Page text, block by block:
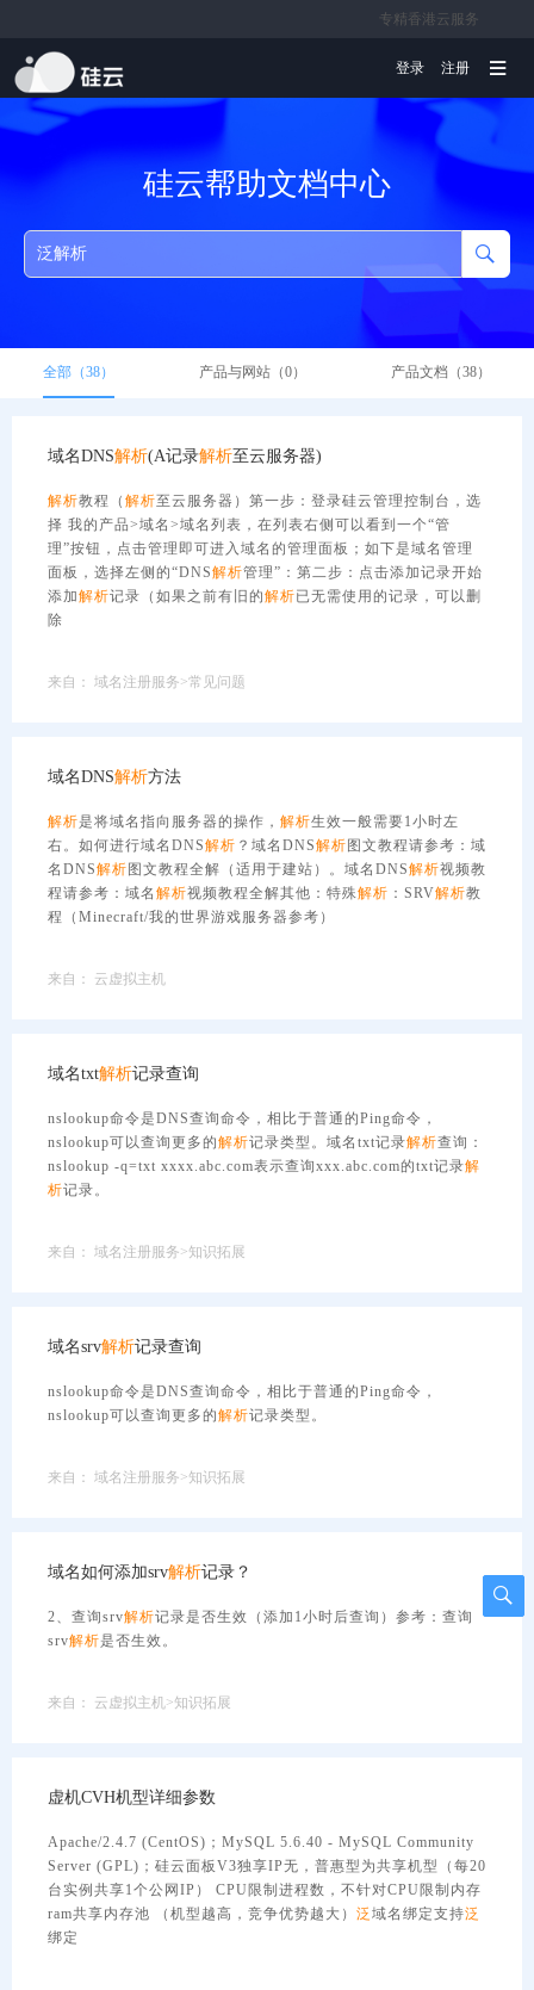
专精香港云服务
文档
登录 注册
硅云帮助文档中心
全部（38） 产品与网站（0） 产品文档（38）
域名DNS解析(A记录解析至云服务器)
解析教程（ 解析至云服务器）第一步：登录硅云管理控制台，选
择 我的产品>域名>域名列表，在列表右侧可以看到一个“管
理”按钮，点击管理即可进入域名的管理面板；如下是域名管理
面板，选择左侧的“DNS解析管理”：第二步：点击添加记录开始
添加解析记录（如果之前有旧的解析已无需使用的记录，可以删
除
来自： 域名注册服务>常见问题
域名DNS解析方法
解析是将域名指向服务器的操作， 解析生效一般需要1小时左
右。如何进行域名DNS解析 ？域名DNS解析 图文教程请参考：域
名DNS解析 图文教程全解（适用于建站）。域名DNS解析视频教
程请参考：域名 解析视频教程全解其他：特殊解析 ：SRV解析教
程（Minecraft/我的世界游戏服务器参考）
来自： 云虚拟主机
域名txt解析记录查询
nslookup命令是DNS查询命令，相比于普通的Ping命令，
nslookup可以查询更多的解析记录类型。域名txt记录解析查询：
nslookup -q=txt xxxx.abc.com表示查询xxx.abc.com的txt记录解
析记录。
来自： 域名注册服务>知识拓展
域名srv解析记录查询
nslookup命令是DNS查询命令，相比于普通的Ping命令，
nslookup可以查询更多的解析记录类型。
来自： 域名注册服务>知识拓展
域名如何添加srv解析记录？
2、查询srv解析记录是否生效（添加1小时后查询）参考：查询
srv解析是否生效。
来自： 云虚拟主机>知识拓展
虚机CVH机型详细参数
Apache/2.4.7 (CentOS)；MySQL 5.6.40 - MySQL Community
Server (GPL)；硅云面板V3独享IP无，普惠型为共享机型（每20
台实例共享1个公网IP） CPU限制进程数，不针对CPU限制内存
ram共享内存池 （机型越高，竞争优势越大） 泛 域名绑定支持泛
绑定